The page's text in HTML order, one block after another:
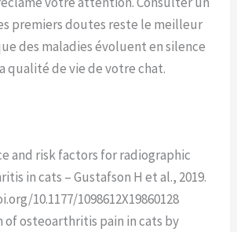
premiers doutes reste le meilleur
des maladies évoluent en silence
qualité de vie de votre chat.
and risk factors for radiographic
in cats – Gustafson H et al., 2019.
10.1177/1098612X19860128
of osteoarthritis pain in cats by